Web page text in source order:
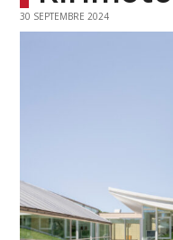
30 SEPTEMBRE 2024